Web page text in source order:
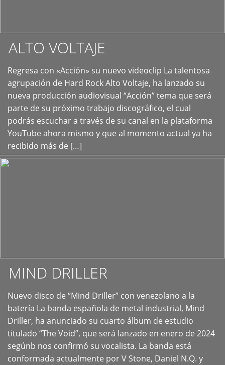
ALTO VOLTAJE
Regresa con «Acción» su nuevo videoclip La talentosa
agrupación de Hard Rock Alto Voltaje, ha lanzado su
nueva producción audiovisual “Acción” tema que será
parte de su próximo trabajo discográfico, el cual
podrás escuchar a través de su canal en la plataforma
YouTube ahora mismo y que al momento actual ya ha
recibido más de […]
+
MIND DRILLER
Nuevo disco de “Mind Driller” con venezolano a la
batería La banda española de metal industrial, Mind
Driller, ha anunciado su cuarto álbum de estudio
titulado “The Void”, que será lanzado en enero de 2024
segúnb nos confirmó su vocalista. La banda está
conformada actualmente por V Stone, Daniel N.Q. y
+